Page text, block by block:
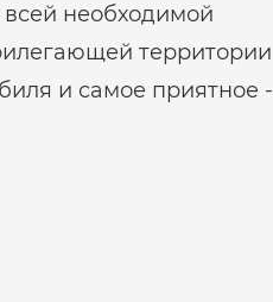
необходимой
территории
и самое приятное -